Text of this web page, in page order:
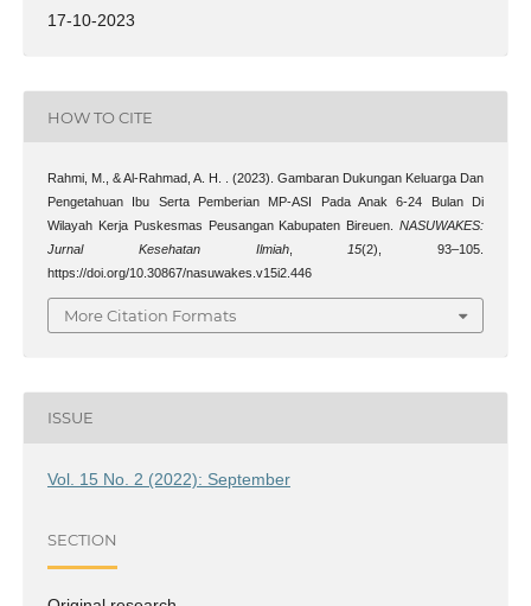
17-10-2023
HOW TO CITE
Rahmi, M., & Al-Rahmad, A. H. . (2023). Gambaran Dukungan Keluarga Dan
Pengetahuan Ibu Serta Pemberian MP-ASI Pada Anak 6-24 Bulan Di
Wilayah Kerja Puskesmas Peusangan Kabupaten Bireuen.NASUWAKES:
Jurnal Kesehatan Ilmiah, 15(2), 93–105.
https://doi.org/10.30867/nasuwakes.v15i2.446
More Citation Formats
ISSUE
Vol. 15 No. 2 (2022): September
SECTION